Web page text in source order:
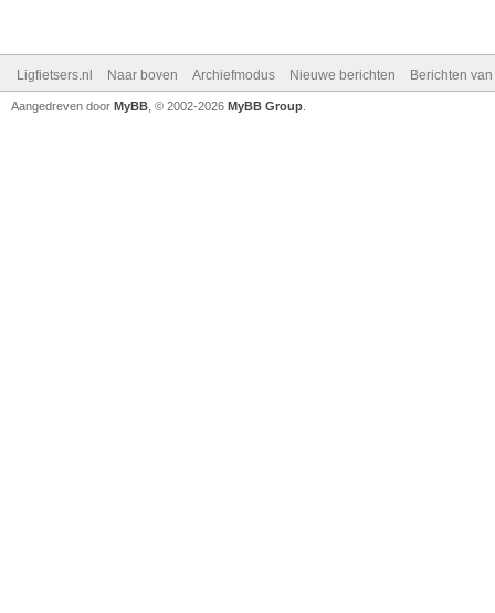
Ligfietsers.nl Naar boven Archiefmodus Nieuwe berichten Berichten
Aangedreven door MyBB , © 2002-2026 MyBB Group